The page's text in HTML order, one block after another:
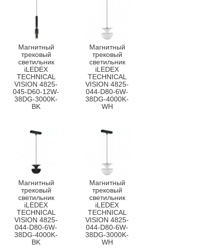
Магнитный
трековый
светильник
iLEDEX
TECHNICAL
VISION 4825-
045-D60-12W-
38DG-3000K-
BK
Магнитный
трековый
светильник
iLEDEX
TECHNICAL
VISION 4825-
044-D80-6W-
38DG-4000K-
WH
Магнитный
трековый
светильник
iLEDEX
TECHNICAL
VISION 4825-
044-D80-6W-
38DG-4000K-
BK
Магнитный
трековый
светильник
iLEDEX
TECHNICAL
VISION 4825-
044-D80-6W-
38DG-3000K-
WH